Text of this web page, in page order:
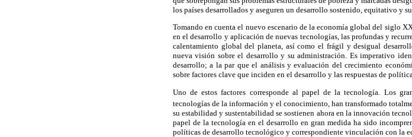
los países desarrollados y aseguren un desarrollo sostenido, equitativo y
Tomando en cuenta el nuevo escenario de la economía global del siglo
en el desarrollo y aplicación de nuevas tecnologías, las profundas y
calentamiento global del planeta, así como el frágil y desigual
nueva visión sobre el desarrollo y su administración. Es imperativo
desarrollo; a la par que el análisis y evaluación del crecimiento
sobre factores clave que inciden en el desarrollo y las respuestas de
Uno de estos factores corresponde al papel de la tecnología. Los
tecnologías de la información y el conocimiento, han transformado
su estabilidad y sustentabilidad se sostienen ahora en la innovación
papel de la tecnología en el desarrollo en gran medida ha sido
políticas de desarrollo tecnológico y correspondiente vinculación con la